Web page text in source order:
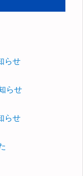
らせ
らせ
らせ